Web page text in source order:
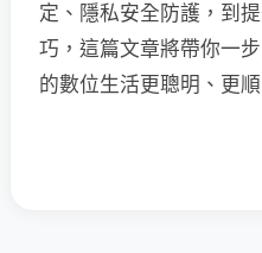
定、隱私安全防護，到
巧，這篇文章將帶你一
的數位生活更聰明、更順